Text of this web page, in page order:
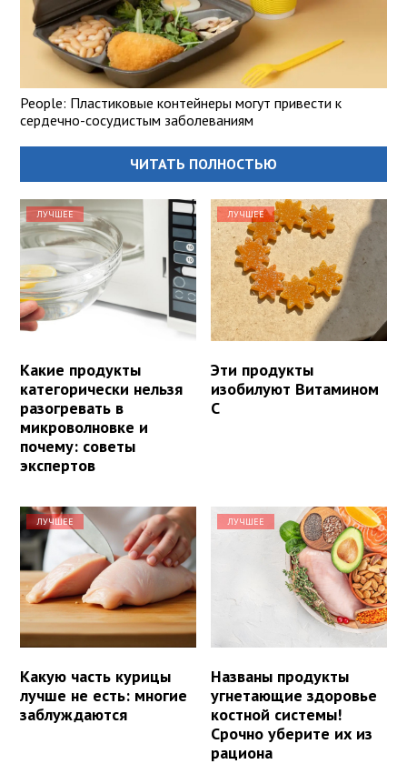
People: Пластиковые контейнеры могут привести к
сердечно-сосудистым заболеваниям
ЧИТАТЬ ПОЛНОСТЬЮ
ЛУЧШЕЕ
Какие продукты
категорически нельзя
разогревать в
микроволновке и
почему: советы
экспертов
ЛУЧШЕЕ
Эти продукты
изобилуют Витамином
С
ЛУЧШЕЕ
Какую часть курицы
лучше не есть: многие
заблуждаются
ЛУЧШЕЕ
Названы продукты
угнетающие здоровье
костной системы!
Срочно уберите их из
рациона